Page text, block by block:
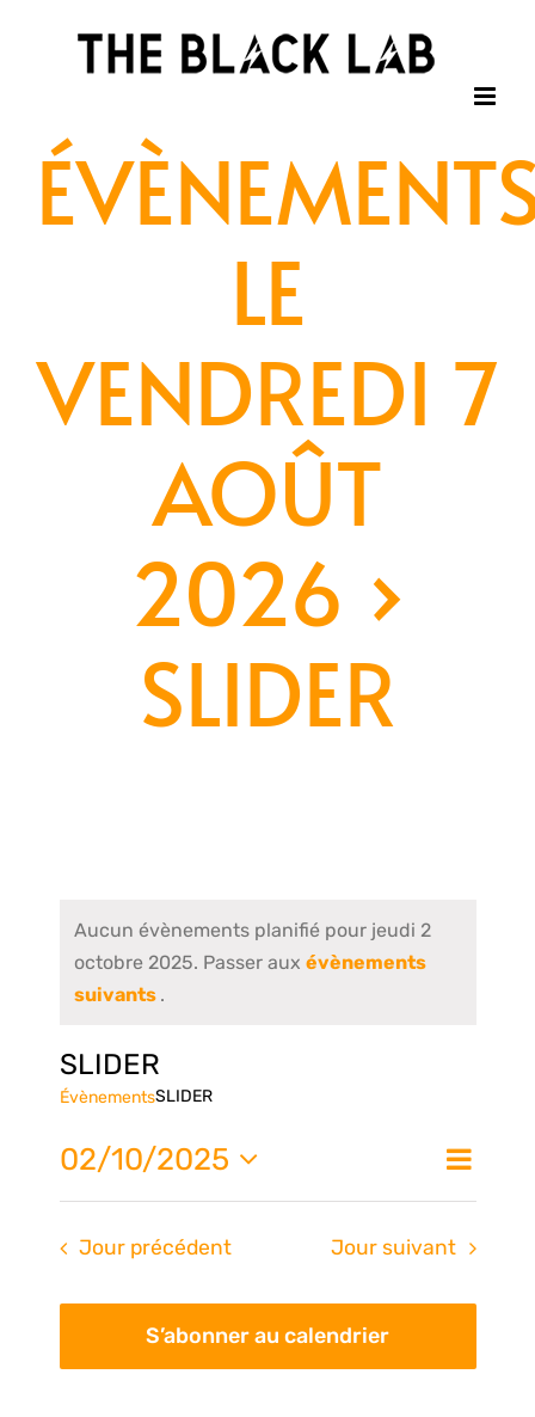
LE
VENDREDI 7
AOÛT
2026 ›
SLIDER
Aucun évènements planifié pour jeudi 2
octobre 2025. Passer aux évènements
suivants .
SLIDER
ÉvènementsSLIDER
de
Jour
02/10/2025
Sélectionnez
date.
Jour précédent Jour suivant
S’abonner au calendrier